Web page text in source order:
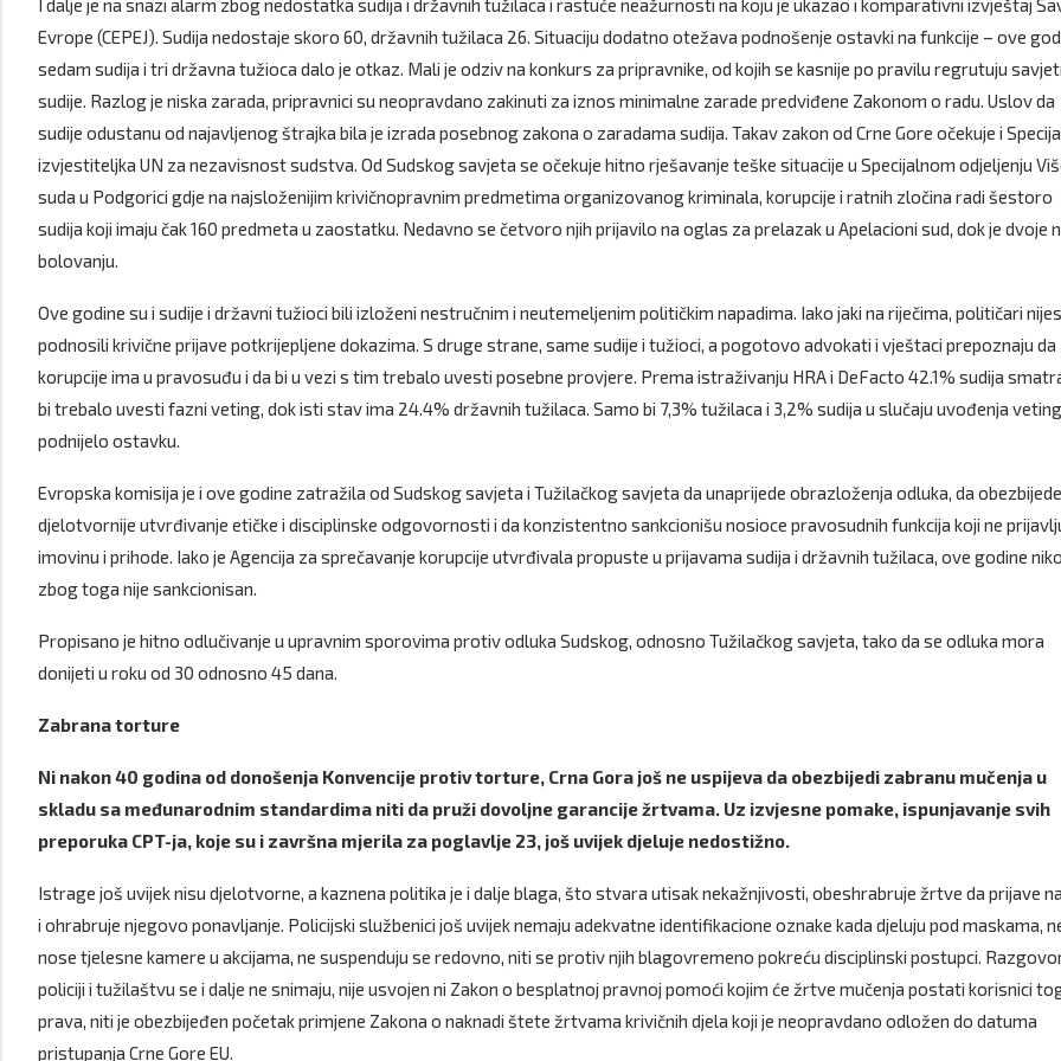
I dalje je na snazi alarm zbog nedostatka sudija i državnih tužilaca i rastuće neažurnosti na koju je ukazao i komparativni izvještaj
Evrope (CEPEJ). Sudija nedostaje skoro 60, državnih tužilaca 26. Situaciju dodatno otežava podnošenje ostavki na funkcije – ove
sedam sudija i tri državna tužioca dalo je otkaz. Mali je odziv na konkurs za pripravnike, od kojih se kasnije po pravilu regrutuju
sudije. Razlog je niska zarada, pripravnici su neopravdano zakinuti za iznos minimalne zarade predviđene Zakonom o radu. Uslov da
sudije odustanu od najavljenog štrajka bila je izrada posebnog zakona o zaradama sudija. Takav zakon od Crne Gore očekuje i
izvjestiteljka UN za nezavisnost sudstva. Od Sudskog savjeta se očekuje hitno rješavanje teške situacije u Specijalnom odjeljenju
suda u Podgorici gdje na najsloženijim krivičnopravnim predmetima organizovanog kriminala, korupcije i ratnih zločina radi šestoro
sudija koji imaju čak 160 predmeta u zaostatku. Nedavno se četvoro njih prijavilo na oglas za prelazak u Apelacioni sud, dok je dvoje
bolovanju.
Ove godine su i sudije i državni tužioci bili izloženi nestručnim i neutemeljenim političkim napadima. Iako jaki na riječima, političari
podnosili krivične prijave potkrijepljene dokazima. S druge strane, same sudije i tužioci, a pogotovo advokati i vještaci prepoznaju da
korupcije ima u pravosuđu i da bi u vezi s tim trebalo uvesti posebne provjere. Prema istraživanju HRA i DeFacto 42.1% sudija
bi trebalo uvesti fazni veting, dok isti stav ima 24.4% državnih tužilaca. Samo bi 7,3% tužilaca i 3,2% sudija u slučaju uvođenja
podnijelo ostavku.
Evropska komisija je i ove godine zatražila od Sudskog savjeta i Tužilačkog savjeta da unaprijede obrazloženja odluka, da obezbijede
djelotvornije utvrđivanje etičke i disciplinske odgovornosti i da konzistentno sankcionišu nosioce pravosudnih funkcija koji ne
imovinu i prihode. Iako je Agencija za sprečavanje korupcije utvrđivala propuste u prijavama sudija i državnih tužilaca, ove godine niko
zbog toga nije sankcionisan.
Propisano je hitno odlučivanje u upravnim sporovima protiv odluka Sudskog, odnosno Tužilačkog savjeta, tako da se odluka mora
donijeti u roku od 30 odnosno 45 dana.
Zabrana torture
Ni nakon 40 godina od donošenja Konvencije protiv torture, Crna Gora još ne uspijeva da obezbijedi zabranu mučenja u
skladu sa međunarodnim standardima niti da pruži dovoljne garancije žrtvama. Uz izvjesne pomake, ispunjavanje svih
preporuka CPT-ja, koje su i završna mjerila za poglavlje 23, još uvijek djeluje nedostižno.
Istrage još uvijek nisu djelotvorne, a kaznena politika je i dalje blaga, što stvara utisak nekažnjivosti, obeshrabruje žrtve da prijave
i ohrabruje njegovo ponavljanje. Policijski službenici još uvijek nemaju adekvatne identifikacione oznake kada djeluju pod maskama,
nose tjelesne kamere u akcijama, ne suspenduju se redovno, niti se protiv njih blagovremeno pokreću disciplinski postupci.
policiji i tužilaštvu se i dalje ne snimaju, nije usvojen ni Zakon o besplatnoj pravnoj pomoći kojim će žrtve mučenja postati korisnici
prava, niti je obezbijeđen početak primjene Zakona o naknadi štete žrtvama krivičnih djela koji je neopravdano odložen do datuma
pristupanja Crne Gore EU.